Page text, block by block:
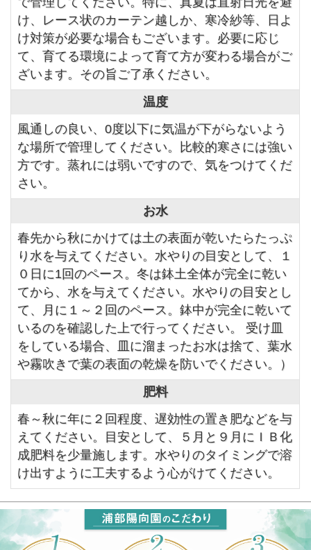
け、レース状のカーテン越しか、寒冷紗等、日よ
け対策が必要な場合もございます。必要に応じ
て、育てる環境によって育て方が変わる場合がご
ざいます。その旨ご了承ください。
温度
風通しの良い、0度以下に気温が下がらないよう
な場所で管理してください。比較的寒さには強い
方です。蒸れには弱いですので、気をつけてくだ
さい。
お水
春先から秋にかけては土の表面が乾いたらたっぷ
り水を与えてください。水やりの目安として、１
０日に1回のペース。冬は鉢土全体が完全に乾い
てから、水を与えてください。水やりの目安とし
て、月に１～２回のペース。鉢中が完全に乾いて
いるのを確認した上で行ってください。 受け皿
をしている場合、皿に溜まったお水は捨て、葉水
や霧吹きで葉の表面の乾燥を防いでください。）
肥料
春～秋に年に２回程度、遅効性の置き肥などを与
えてください。目安として、５月と９月にＩＢ化
成肥料を少量施します。水やりのタイミングで溶
け出すように工夫するよう心がけてください。